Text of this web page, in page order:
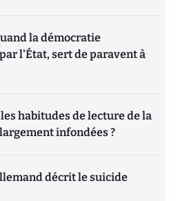
la démocratie
l'État, sert de paravent à
habitudes de lecture de la
infondées ?
décrit le suicide